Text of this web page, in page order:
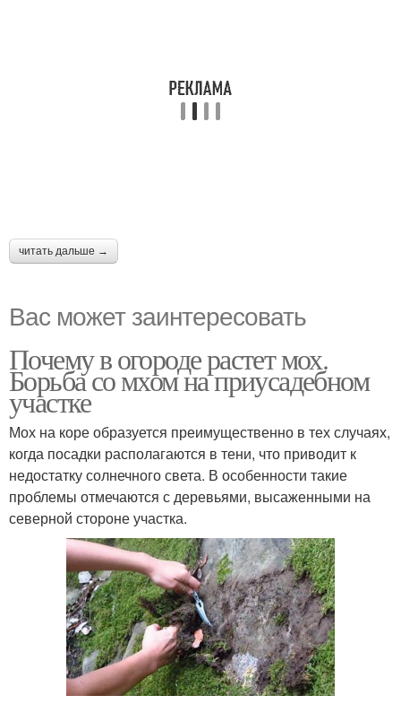
читать дальше →
Вас может заинтересовать
Почему в огороде растет мох.
Борьба со мхом на приусадебном
участке
Мох на коре образуется преимущественно в тех случаях,
когда посадки располагаются в тени, что приводит к
недостатку солнечного света. В особенности такие
проблемы отмечаются с деревьями, высаженными на
северной стороне участка.